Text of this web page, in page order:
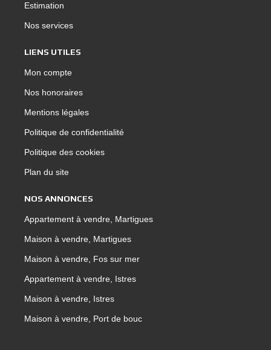
Estimation
Nos services
LIENS UTILES
Mon compte
Nos honoraires
Mentions légales
Politique de confidentialité
Politique des cookies
Plan du site
NOS ANNONCES
Appartement à vendre, Martigues
Maison à vendre, Martigues
Maison à vendre, Fos sur mer
Appartement à vendre, Istres
Maison à vendre, Istres
Maison à vendre, Port de bouc